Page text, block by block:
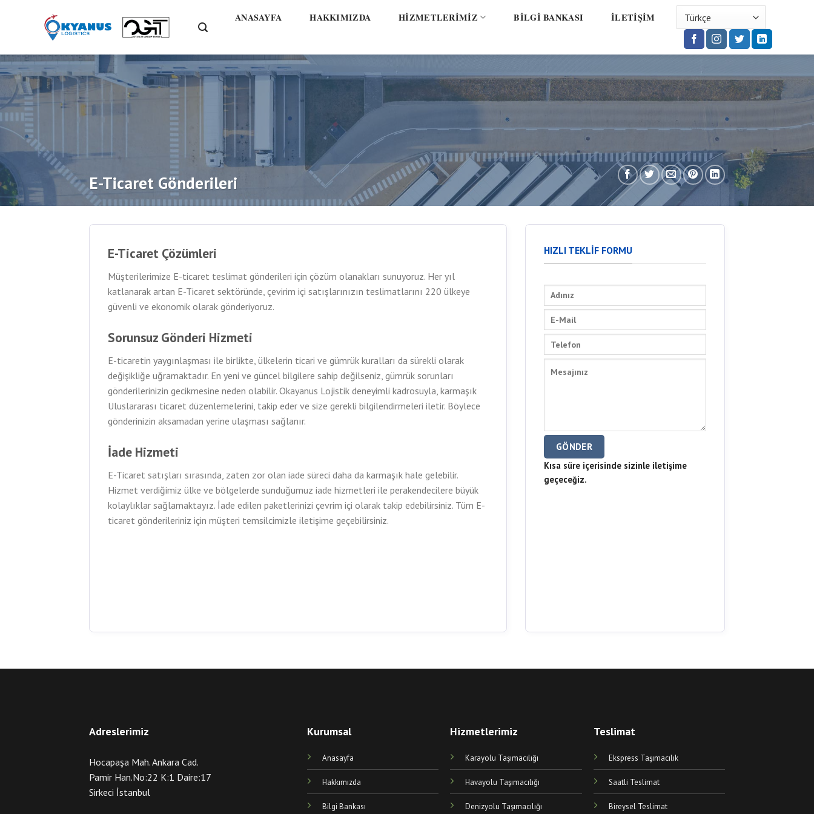
ANASAYFA HAKKIMIZDA HİZMETLERİMİZ BİLGİ BANKASI İLETİŞİM
E-Ticaret Gönderileri
E-Ticaret Çözümleri
Müşterilerimize E-ticaret teslimat gönderileri için çözüm olanakları sunuyoruz. Her yıl
katlanarak artan E-Ticaret sektöründe, çevirim içi satışlarınızın teslimatlarını 220 ülkeye
güvenli ve ekonomik olarak gönderiyoruz.
Sorunsuz Gönderi Hizmeti
E-ticaretin yaygınlaşması ile birlikte, ülkelerin ticari ve gümrük kuralları da sürekli olarak
değişikliğe uğramaktadır. En yeni ve güncel bilgilere sahip değilseniz, gümrük sorunları
gönderilerinizin gecikmesine neden olabilir. Okayanus Lojistik deneyimli kadrosuyla, karmaşık
Uluslararası ticaret düzenlemelerini, takip eder ve size gerekli bilgilendirmeleri iletir. Böylece
gönderinizin aksamadan yerine ulaşması sağlanır.
İade Hizmeti
E-Ticaret satışları sırasında, zaten zor olan iade süreci daha da karmaşık hale gelebilir.
Hizmet verdiğimiz ülke ve bölgelerde sunduğumuz iade hizmetleri ile perakendecilere büyük
kolaylıklar sağlamaktayız. İade edilen paketlerinizi çevrim içi olarak takip edebilirsiniz. Tüm E-
ticaret gönderileriniz için müşteri temsilcimizle iletişime geçebilirsiniz.
HIZLI TEKLİF FORMU
Kısa süre içerisinde sizinle iletişime
geçeceğiz.
Adreslerimiz
Hocapaşa Mah. Ankara Cad.
Pamir Han.No:22 K:1 Daire:17
Sirkeci İstanbul
Kurumsal
Anasayfa
Hakkımızda
Bilgi Bankası
Hizmetlerimiz
Karayolu Taşımacılığı
Havayolu Taşımacılığı
Denizyolu Taşımacılığı
Teslimat
Ekspress Taşımacılık
Saatli Teslimat
Bireysel Teslimat